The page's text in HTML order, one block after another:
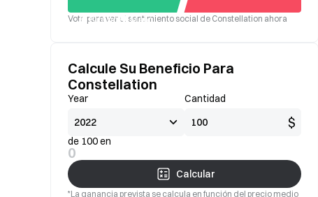
Bueno Malo
Vota para ver el sentimiento social de Constellation ahora
Calcule Su Beneficio Para
Constellation
Year Cantidad
$
de 100 en
0
Calcular
*La ganancia prevista se calcula en función del precio medio